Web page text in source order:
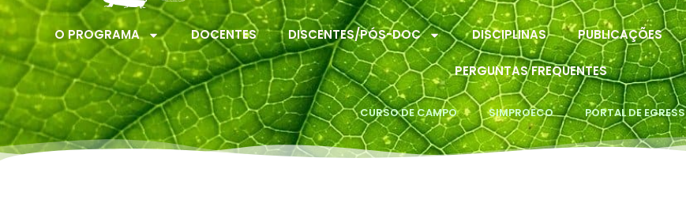
O PROGRAMA DOCENTES DISCENTES/PÓS-DOC DISCIPLINAS PUBLICAÇÕES
PERGUNTAS FREQUENTES
CURSO DE CAMPO SIMPROECO PORTAL DE